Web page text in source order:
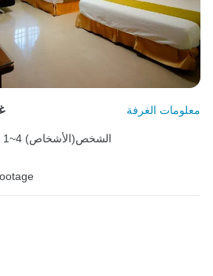
معلومات الغرفة
1~4 الشخص(الأشخاص)